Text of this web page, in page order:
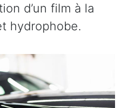
d’un film à la
hydrophobe.